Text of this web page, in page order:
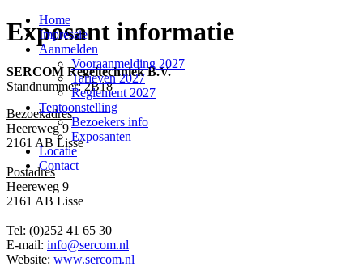
Home
Impressie
Aanmelden
Vooraanmelding 2027
Tarieven 2027
Reglement 2027
Tentoonstelling
Bezoekers info
Exposanten
Locatie
Contact
Exposant informatie
SERCOM Regeltechniek B.V.
Standnummer: 2B18
Bezoekadres
Heereweg 9
2161 AB Lisse
Postadres
Heereweg 9
2161 AB Lisse
Tel: (0)252 41 65 30
E-mail: info@sercom.nl
Website: www.sercom.nl